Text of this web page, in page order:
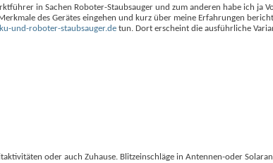
in Sachen Roboter-Staubsauger und zum anderen habe ich ja
des Gerätes eingehen und kurz über meine Erfahrungen
und-roboter-staubsauger.de tun. Dort erscheint die ausführliche
oder auch Zuhause. Blitzeinschläge in Antennen-oder